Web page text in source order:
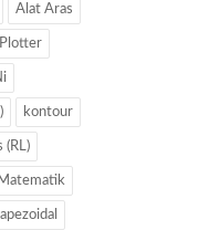
Alat Aras
Plotter
kontour
(RL)